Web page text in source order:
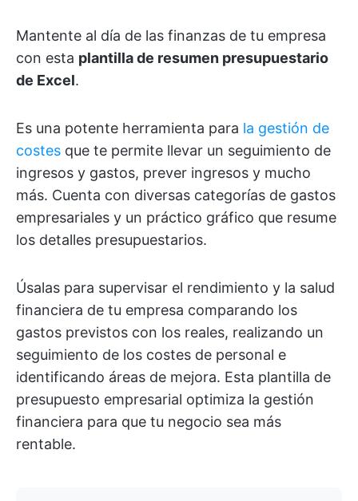
Mantente al día de las finanzas de tu empresa
con esta plantilla de resumen presupuestario
de Excel.
Es una potente herramienta para la gestión de
costes que te permite llevar un seguimiento de
ingresos y gastos, prever ingresos y mucho
más. Cuenta con diversas categorías de gastos
empresariales y un práctico gráfico que resume
los detalles presupuestarios.
Úsalas para supervisar el rendimiento y la salud
financiera de tu empresa comparando los
gastos previstos con los reales, realizando un
seguimiento de los costes de personal e
identificando áreas de mejora. Esta plantilla de
presupuesto empresarial optimiza la gestión
financiera para que tu negocio sea más
rentable.